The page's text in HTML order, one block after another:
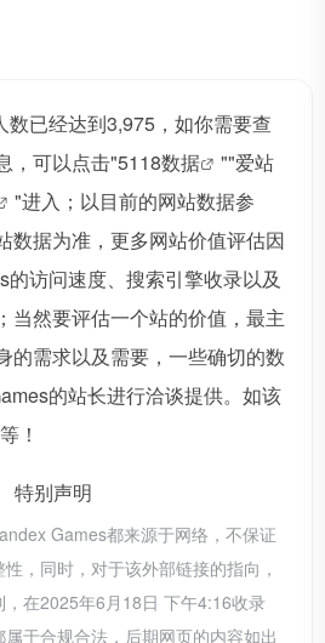
数已经达到3,975，如你需要查
，可以点击"5118数据 ""爱站
"进入；以目前的网站数据参
数据为准，更多网站价值评估因
访问速度、搜索引擎收录以及
当然要评估一个站的价值，最主
的需求以及需要，一些确切的数
的站长进行洽谈提供。如该
！
特别声明
Games都来源于网络，不保证
，同时，对于该外部链接的指向，
在2025年6月18日 下午4:16收录
于合规合法，后期网页的内容如出